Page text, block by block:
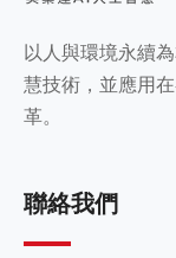
以人與環境永續
慧技術，並應用
革。
聯絡我們